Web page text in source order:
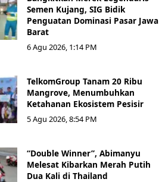
Semen Kujang, SIG Bidik
Penguatan Dominasi Pasar Jawa
Barat
6 Agu 2026, 1:14 PM
TelkomGroup Tanam 20 Ribu
Mangrove, Menumbuhkan
Ketahanan Ekosistem Pesisir
5 Agu 2026, 8:54 PM
“Double Winner”, Abimanyu
Melesat Kibarkan Merah Putih
Dua Kali di Thailand